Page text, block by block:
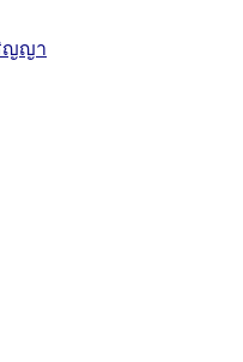
ญญา